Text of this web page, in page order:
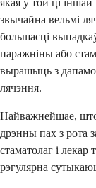
звычайна вельмі
большасці
паражніны або
вырашыць з
лячэння.
Найважнейшае, што
дрэнны пах з рота
стаматолаг і лекар
рэгулярна